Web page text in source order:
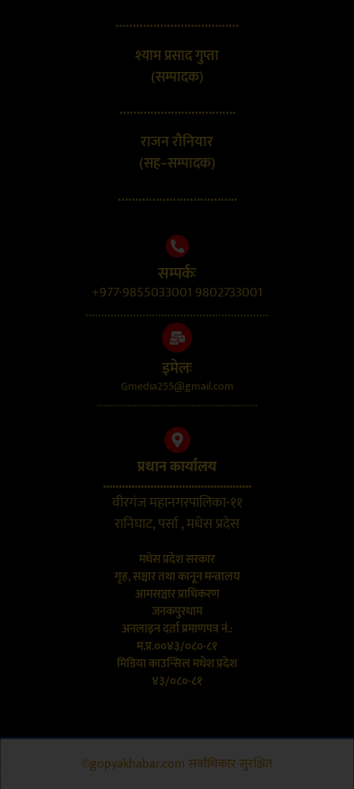
………………………………
श्याम प्रसाद गुप्ता
(सम्पादक)
…………………………….
राजन रौनियार
(सह–सम्पादक)
……………………………..
सम्पर्कः
+977-9855033001 9802733001
..........................................................
इमेलः
Gmedia255@gmail.com
....................................................................
प्रधान कार्यालय
...............................................
वीरगंज महानगरपालिका-११
रानिघाट, पर्सा , मधेस प्रदेस
मधेस प्रदेश सरकार
गृह, सञ्चार तथा कानून मन्त्रालय
आमसञ्चार प्राधिकरण
जनकपुरधाम
अनलाइन दर्ता प्रमाणपत्र नं.:
म.प्र.००४३/०८०-८१
मिडिया काउन्सिल मधेश प्रदेश
४३/०८०-८१
©gopyakhabar.com सर्वाधिकार सुरक्षित